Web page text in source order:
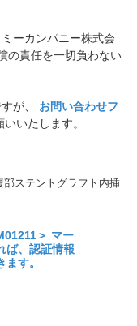
ーカンパニー株式会
の責任を一切負わない
が、 お問い合わせフ
いたします。
部ステントグラフト内挿